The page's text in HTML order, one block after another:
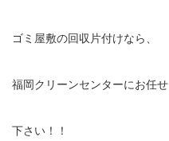
ゴミ屋敷の回収片付けなら、
福岡クリーンセンターにお任せ
下さい！！